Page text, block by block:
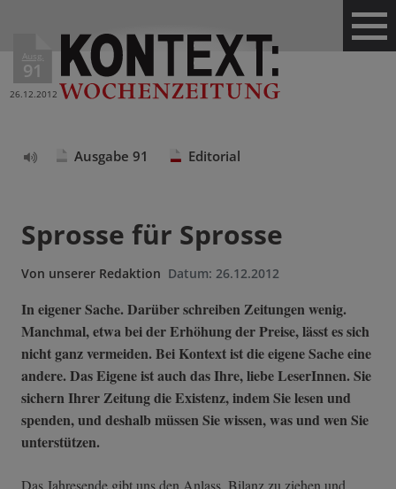
Ausg.
91
26.12.2012
Ausgabe 91 Editorial
Sprosse für Sprosse
Von unserer Redaktion Datum: 26.12.2012
In eigener Sache. Darüber schreiben Zeitungen wenig.
Manchmal, etwa bei der Erhöhung der Preise, lässt es sich
nicht ganz vermeiden. Bei Kontext ist die eigene Sache eine
andere. Das Eigene ist auch das Ihre, liebe LeserInnen. Sie
sichern Ihrer Zeitung die Existenz, indem Sie lesen und
spenden, und deshalb müssen Sie wissen, was und wen Sie
unterstützen.